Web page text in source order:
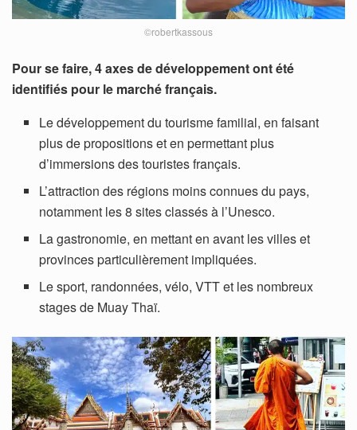
©robertkassous
Pour se faire, 4 axes de développement ont été
identifiés pour le marché français.
Le développement du tourisme familial, en faisant
plus de propositions et en permettant plus
d’immersions des touristes français.
L’attraction des régions moins connues du pays,
notamment les 8 sites classés à l’Unesco.
La gastronomie, en mettant en avant les villes et
provinces particulièrement impliquées.
Le sport, randonnées, vélo, VTT et les nombreux
stages de Muay Thaï.